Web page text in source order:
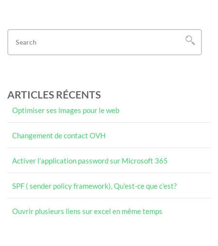
ARTICLES RÉCENTS
Optimiser ses images pour le web
Changement de contact OVH
Activer l’application password sur Microsoft 365
SPF ( sender policy framework), Qu’est-ce que c’est?
Ouvrir plusieurs liens sur excel en même temps